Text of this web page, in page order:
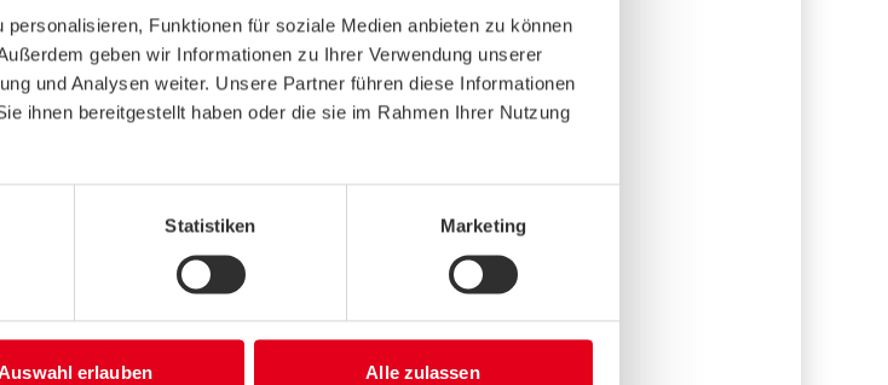
Funktionen für soziale Medien anbieten zu können
geben wir Informationen zu Ihrer Verwendung unserer
und Analysen weiter. Unsere Partner führen diese Informationen
ihnen bereitgestellt haben oder die sie im Rahmen Ihrer Nutzung
Statistiken Marketing
erlauben Alle zulassen